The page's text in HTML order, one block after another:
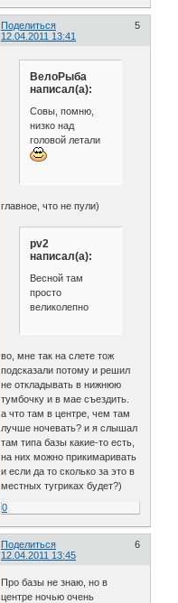
Поделиться
5
12.04.2011 13:41
ВелоРыба
написал(а):
Совы, помню,
низко над
головой летали
главное, что не пули)
pv2
написал(а):
Весной там
просто
великолепно
во, мне так на слете тож
подсказали потому и решил
не откладывать в нижнюю
тумбочку и в мае съездить.
а что там в центре, чем там
лучше ночевать? и я слышал
там типа базы какие-то есть,
на них можно прикимаривать
и если да то сколько за это в
местных тугриках будет?)
0
Поделиться
6
12.04.2011 13:45
Про базы не знаю, но в
центре ночью очень